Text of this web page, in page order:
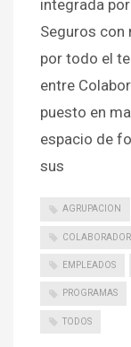
integrada
Seguros
por todo el
entre
puesto en
espacio de
sus
AGRUPACION
EMPLEADOS
PROGRAMAS
TODOS